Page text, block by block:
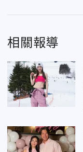
相關報導